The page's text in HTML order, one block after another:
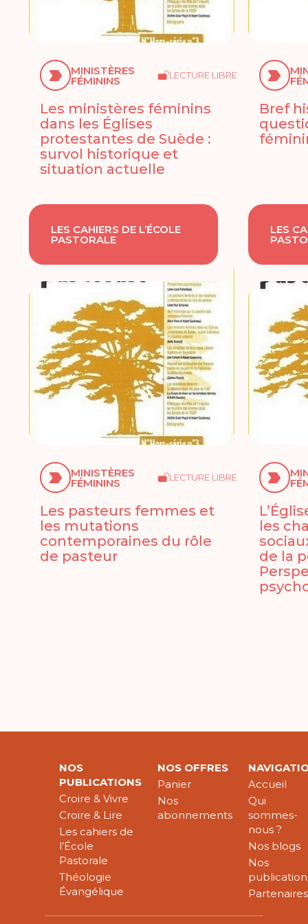
MINISTÈRES
FÉMININS LECTURE LIBRE
Les ministères féminins
dans les Églises
protestantes de Suède :
survol historique et
situation actuelle
Bref
LES CAHIERS DE L’ÉCOLE
PASTORALE
MINISTÈRES
FÉMININS LECTURE LIBRE
Les pasteurs femmes et
les mutations
contemporaines du rôle
de pasteur
LES
les
de la
NOS
PUBLICATIONS
Croire & Vivre
Croire & Lire
Les cahiers de
l’École
Pastorale
Théologie
Évangélique
NOS OFFRES
Panier
Nos
abonnements
Accueil
Qui
sommes-
nous ?
Nos blogs
Nos
Partenaires